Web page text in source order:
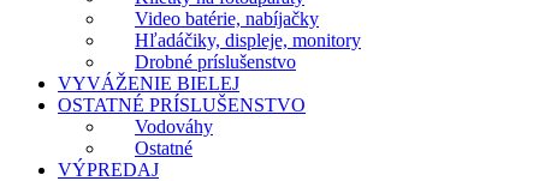
Video batérie, nabíjačky
Hľadáčiky, displeje, monitory
Drobné príslušenstvo
VYVÁŽENIE BIELEJ
OSTATNÉ PRÍSLUŠENSTVO
Vodováhy
Ostatné
VÝPREDAJ